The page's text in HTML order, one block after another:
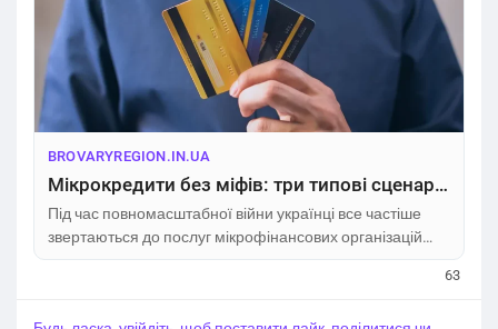
BROVARYREGION.IN.UA
Мікрокредити без міфів: три типові сценарії позичальника і план дій, щоб вберегти свої гроші
Під час повномасштабної війни українці все частіше
звертаються до послуг мікрофінансових організацій
(МФО) – з 2022 року кількість виданих мікропозик
63